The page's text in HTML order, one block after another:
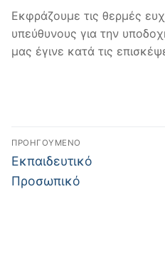
Εκφράζουμε τις θερμές
υπεύθυνους για την
μας έγινε κατά τις
Πλοήγηση
άρθρων
ΠΡΟΗΓΟΎΜΕΝΟ
Προηγούμενο
άρθρο:
Εκπαιδευτικό
Προσωπικό